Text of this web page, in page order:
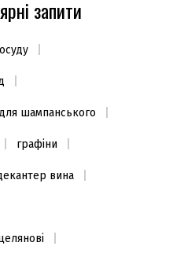
запити
шампанського
графіни
вина